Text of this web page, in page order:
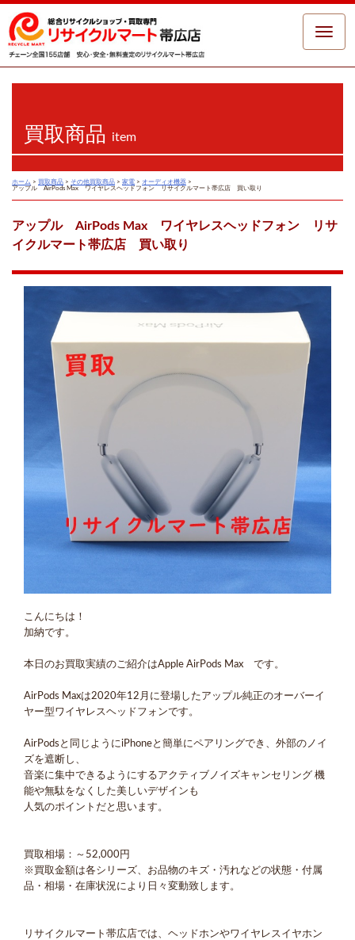
Toggle
買取商品 item
ホーム > 買取商品 > その他買取商品 > 家電 > オーディオ機器 >
アップル AirPods Max ワイヤレスヘッドフォン リサイクルマート帯広店 買い取り
アップル AirPods Max ワイヤレスヘッドフォン リサ
イクルマート帯広店 買い取り
こんにちは！
加納です。
本日のお買取実績のご紹介はApple AirPods Max です。
AirPods Maxは2020年12月に登場したアップル純正のオーバーイ
ヤー型ワイヤレスヘッドフォンです。
AirPodsと同じようにiPhoneと簡単にペアリングでき、外部のノイ
ズを遮断し、
音楽に集中できるようにするアクティブノイズキャンセリング 機
能や無駄をなくした美しいデザインも
人気のポイントだと思います。
買取相場：～52,000円
※買取金額は各シリーズ、お品物のキズ・汚れなどの状態・付属
品・相場・在庫状況により日々変動致します。
リサイクルマート帯広店では、ヘッドホンやワイヤレスイヤホン